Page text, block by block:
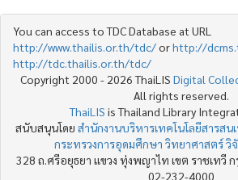
You can access to TDC Database at URL
http://www.thailis.or.th/tdc/orhttp://
http://tdc.thailis.or.th/tdc/
Copyright 2000 - 2026 ThaiLIS Digital
All rights reserved.
ThaiLIS is Thailand Library
สนับสนุนโดย สำนักงานบริหารเทคโนโลยีสารส
กระทรวงการอุดมศึกษา วิทยาศาสตร์ วิ
328 ถ.ศรีอยุธยา แขวง ทุ่งพญาไท เขต ราชเทวี ก
02-232-4000